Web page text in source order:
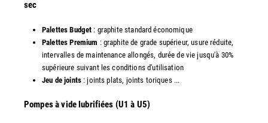
sec
Palettes Budget : graphite standard économique
Palettes Premium : graphite de grade supérieur, usure réduite,
intervalles de maintenance allongés, durée de vie jusqu'à 30%
supérieure suivant les conditions d'utilisation
Jeu de joints: joints plats, joints toriques ...
​Pompes à vide lubrifiées (U1 à U5)